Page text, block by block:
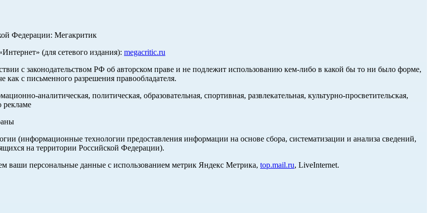
Федерации: Мегакритик
(для сетевого издания): megacritic.ru
с законодательством РФ об авторском праве и не подлежит использованию кем-либо в какой бы то ни было форме,
как с письменного разрешения правообладателя.
аналитическая, политическая, образовательная, спортивная, развлекательная, культурно-просветительская,
рекламе
(информационные технологии предоставления информации на основе сбора, систематизации и анализа сведений,
на территории Российской Федерации).
ваши персональные данные с использованием метрик Яндекс Метрика, top.mail.ru, LiveInternet.